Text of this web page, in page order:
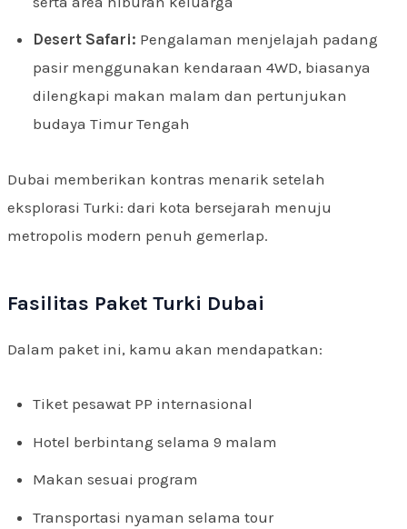
Desert Safari: Pengalaman menjelajah padang
pasir menggunakan kendaraan 4WD, biasanya
dilengkapi makan malam dan pertunjukan
budaya Timur Tengah
Dubai memberikan kontras menarik setelah
eksplorasi Turki: dari kota bersejarah menuju
metropolis modern penuh gemerlap.
Fasilitas Paket Turki Dubai
Dalam paket ini, kamu akan mendapatkan:
Tiket pesawat PP internasional
Hotel berbintang selama 9 malam
Makan sesuai program
Transportasi nyaman selama tour